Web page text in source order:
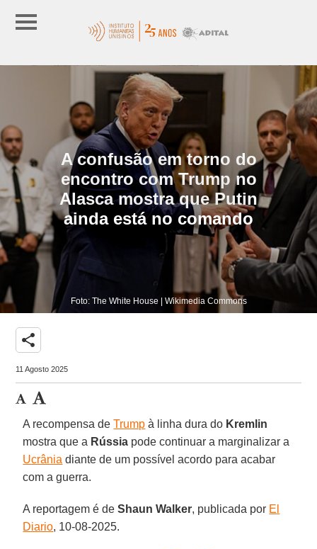
A confusão em torno do
encontro com Trump no
Alasca mostra que Putin
ainda está no comando
Foto: The White House | Wikimedia Commons
share
11 Agosto 2025
A recompensa deTrump à linha dura do Kremlin
mostra que a Rússia pode continuar a marginalizar a
Ucrânia diante de um possível acordo para acabar
com a guerra.
A reportagem é deShaun Walker, publicada por El
Diario, 10-08-2025.